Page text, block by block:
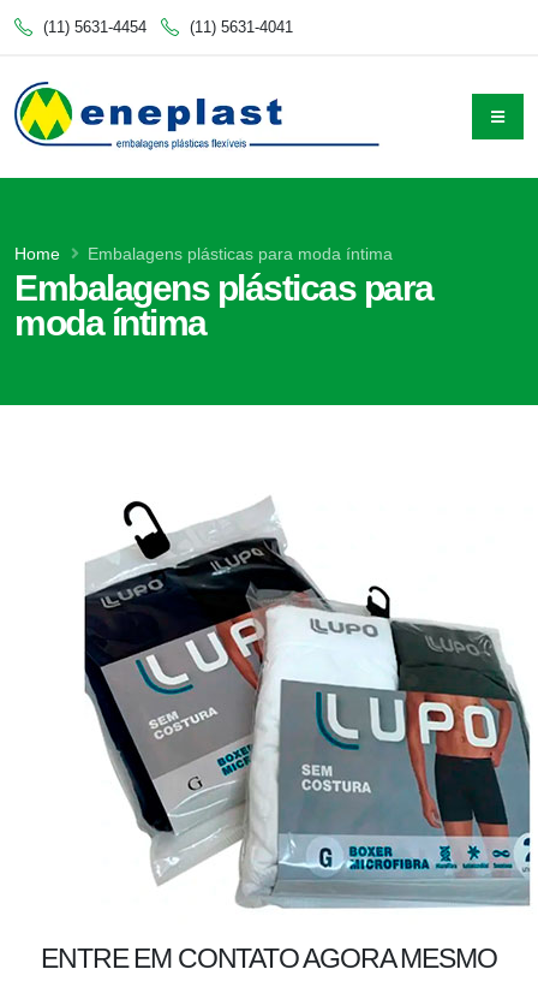
(11) 5631-4454 (11) 5631-4041
Embalagens plásticas para
moda íntima
Home Embalagens plásticas para moda íntima
ENTRE EM CONTATO AGORA MESMO